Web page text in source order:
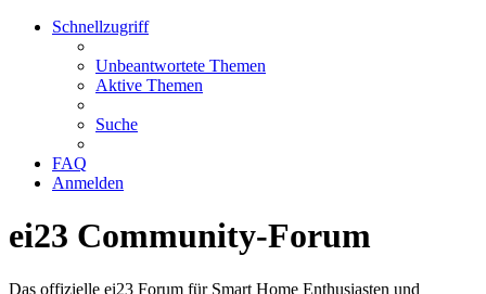
Schnellzugriff
Unbeantwortete Themen
Aktive Themen
Suche
FAQ
Anmelden
ei23 Community-Forum
Das offizielle ei23 Forum für Smart Home Enthusiasten und